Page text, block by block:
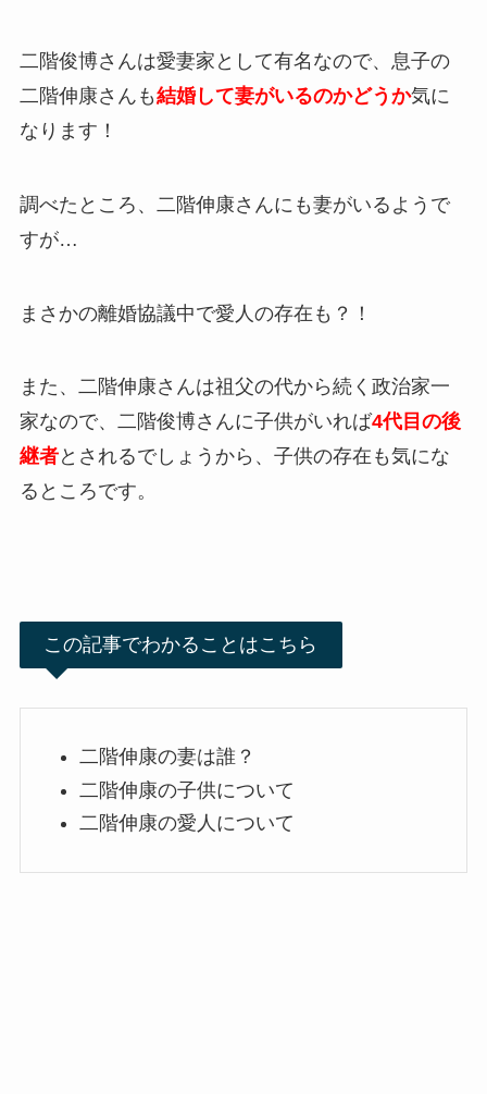
二階俊博さんは愛妻家として有名なので、息子の
二階伸康さんも結婚して妻がいるのかどうか気に
なります！
調べたところ、二階伸康さんにも妻がいるようで
すが…
まさかの離婚協議中で愛人の存在も？！
また、二階伸康さんは祖父の代から続く政治家一
家なので、二階俊博さんに子供がいれば4代目の後
継者とされるでしょうから、子供の存在も気にな
るところです。
この記事でわかることはこちら
二階伸康の妻は誰？
二階伸康の子供について
二階伸康の愛人について